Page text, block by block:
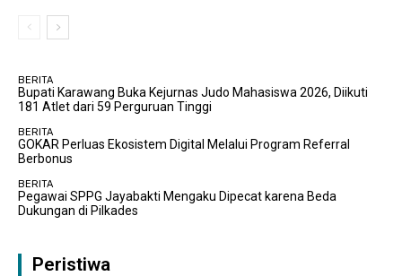
BERITA
Bupati Karawang Buka Kejurnas Judo Mahasiswa 2026, Diikuti
181 Atlet dari 59 Perguruan Tinggi
BERITA
GOKAR Perluas Ekosistem Digital Melalui Program Referral
Berbonus
BERITA
Pegawai SPPG Jayabakti Mengaku Dipecat karena Beda
Dukungan di Pilkades
Peristiwa